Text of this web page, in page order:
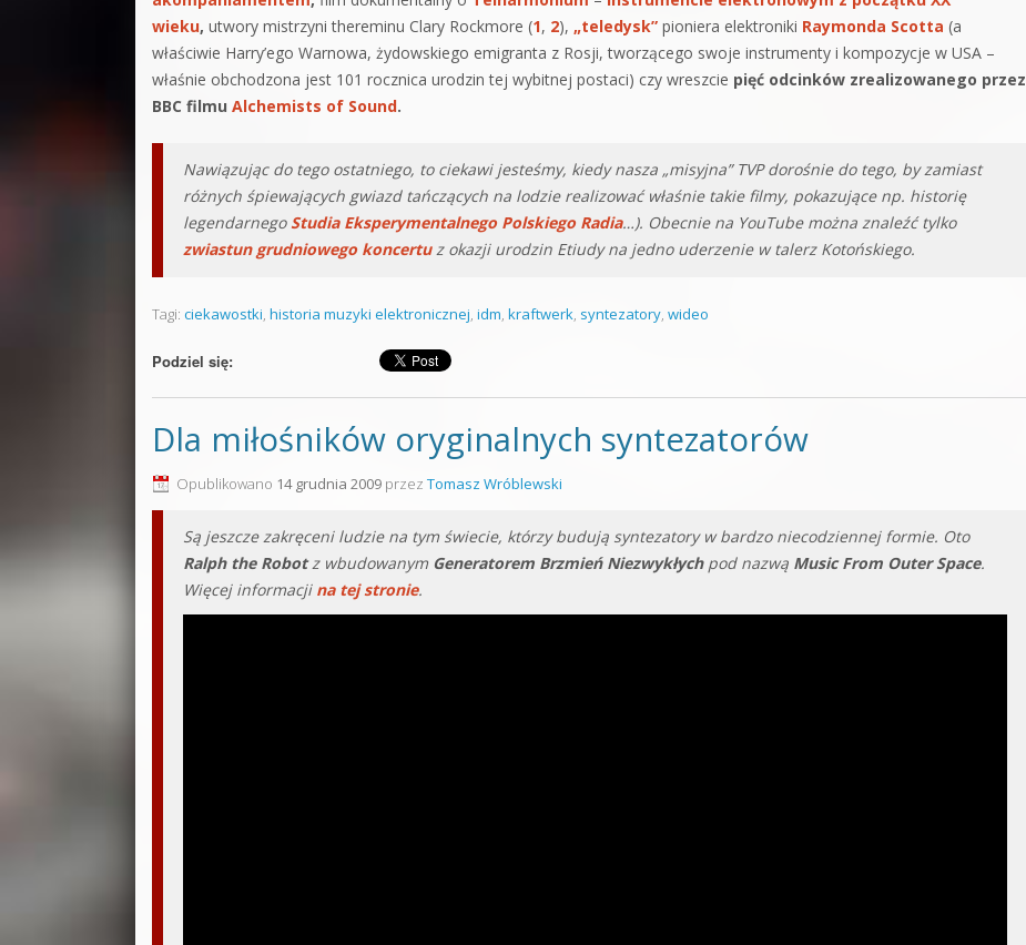
wieku, utwory mistrzyni thereminu Clary Rockmore (1, 2), „teledysk” pioniera elektroniki Raymonda Scotta (a
właściwie Harry’ego Warnowa, żydowskiego emigranta z Rosji, tworzącego swoje instrumenty i kompozycje w USA –
właśnie obchodzona jest 101 rocznica urodzin tej wybitnej postaci) czy wreszcie pięć odcinków zrealizowanego przez
BBC filmu Alchemists of Sound.
Nawiązując do tego ostatniego, to ciekawi jesteśmy, kiedy nasza „misyjna” TVP dorośnie do tego, by zamiast
różnych śpiewających gwiazd tańczących na lodzie realizować właśnie takie filmy, pokazujące np. historię
legendarnego Studia Eksperymentalnego Polskiego Radia…). Obecnie na YouTube można znaleźć tylko
zwiastun grudniowego koncertuz okazji urodzin Etiudy na jedno uderzenie w talerzKotońskiego.
Tagi: ciekawostki, historia muzyki elektronicznej, idm, kraftwerk, syntezatory, wideo
Podziel się:
Dla miłośników oryginalnych syntezatorów
Opublikowano 14 grudnia 2009 przez Tomasz Wróblewski
Są jeszcze zakręceni ludzie na tym świecie, którzy budują syntezatory w bardzo niecodziennej formie. Oto
Ralph the Robotz wbudowanym Generatorem Brzmień Niezwykłychpod nazwą Music From Outer Space.
Więcej informacji na tej stronie.